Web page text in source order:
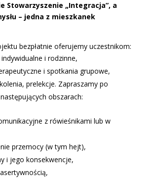
Stowarzyszenie „Integracja”, a
– jedna z mieszkanek
bezpłatnie oferujemy uczestnikom:
i rodzinne,
i spotkania grupowe,
prelekcje. Zapraszamy po
obszarach:
z rówieśnikami lub w
przemocy (w tym hejt),
i jego konsekwencje,